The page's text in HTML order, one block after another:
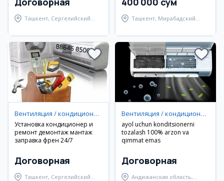
Ташкент, Сергелийский
Ташкент, Мирабадский
Вентиляция / кондиционирование
Установка кондиционер и
ремонт демонтаж мантаж
заправка френ 24/7
Договорная
Ташкент, Сергелийский
Вентиляция / кондиционирование
ayol uchun konditsionerni
tozalash 100% arzon va
qimmat emas
Договорная
Андижанская область,